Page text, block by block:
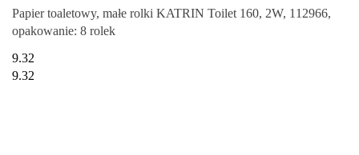
Papier toaletowy, małe rolki KATRIN Toilet 160, 2W, 112966,
opakowanie: 8 rolek
9.32
9.32